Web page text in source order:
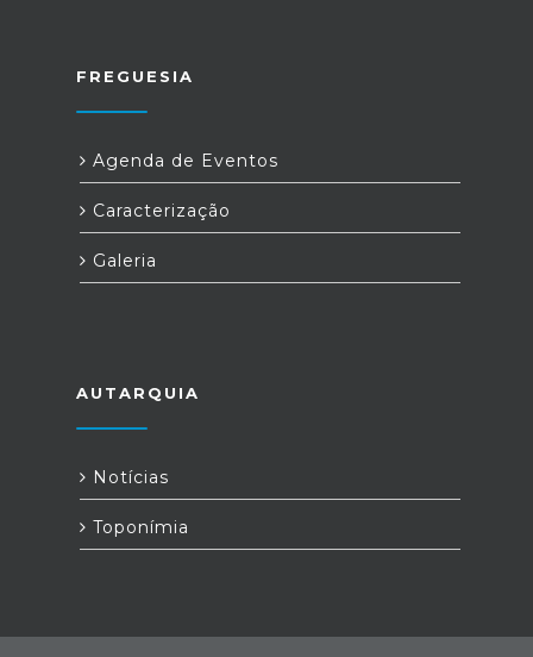
FREGUESIA
Agenda de Eventos
Caracterização
Galeria
AUTARQUIA
Notícias
Toponímia